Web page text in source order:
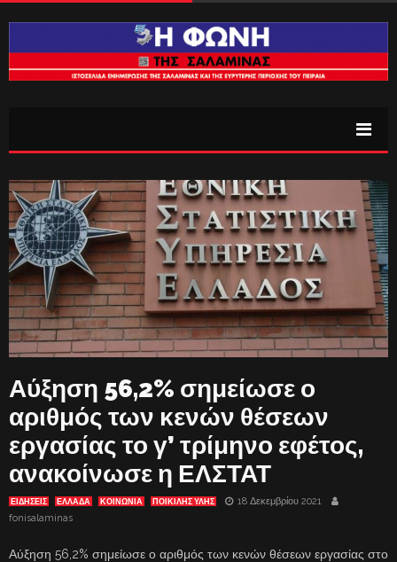
Αύξηση 56,2% σημείωσε ο
αριθμός των κενών θέσεων
εργασίας το γ’ τρίμηνο εφέτος,
ανακοίνωσε η ΕΛΣΤΑΤ
ΕΙΔΗΣΕΙΣ ΕΛΛΑΔΑ ΚΟΙΝΩΝΙΑ ΠΟΙΚΙΛΗΣ ΥΛΗΣ
18 Δεκεμβρίου 2021
fonisalaminas
Αύξηση 56,2% σημείωσε ο αριθμός των κενών θέσεων εργασίας στο